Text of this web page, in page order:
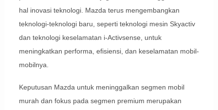
hal inovasi teknologi. Mazda terus mengembangkan
teknologi-teknologi baru, seperti teknologi mesin Skyactiv
dan teknologi keselamatan i-Activsense, untuk
meningkatkan performa, efisiensi, dan keselamatan mobil-
mobilnya.
Keputusan Mazda untuk meninggalkan segmen mobil
murah dan fokus pada segmen premium merupakan